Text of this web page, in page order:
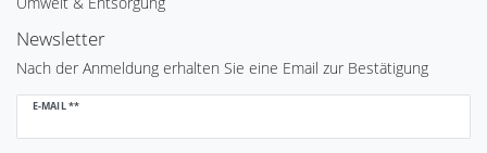
Newsletter
Nach der Anmeldung erhalten Sie eine Email zur Bestätigung
E-MAIL **
Newsletter